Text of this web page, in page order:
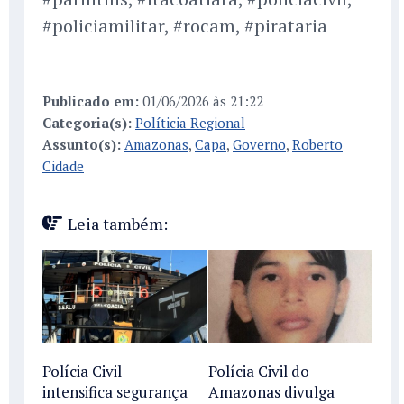
#policiamilitar, #rocam, #pirataria
Publicado em: 01/06/2026 às 21:22
Categoria(s): Políticia Regional
Assunto(s): Amazonas, Capa, Governo, Roberto
Cidade
Leia também:
Polícia Civil
intensifica segurança
Polícia Civil do
Amazonas divulga